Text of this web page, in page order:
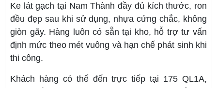
Ke lát gạch tại Nam Thành đầy đủ kích thước, ron
đều đẹp sau khi sử dụng, nhựa cứng chắc, không
giòn gãy. Hàng luôn có sẵn tại kho, hỗ trợ tư vấn
định mức theo mét vuông và hạn chế phát sinh khi
thi công.
Khách hàng có thể đến trực tiếp tại 175 QL1A,